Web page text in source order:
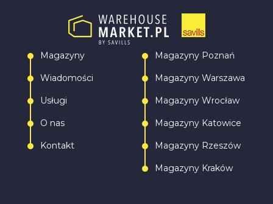
Magazyny
Wiadomości
Usługi
O nas
Kontakt
Magazyny Poznań
Magazyny Warszawa
Magazyny Wrocław
Magazyny Katowice
Magazyny Rzeszów
Magazyny Kraków